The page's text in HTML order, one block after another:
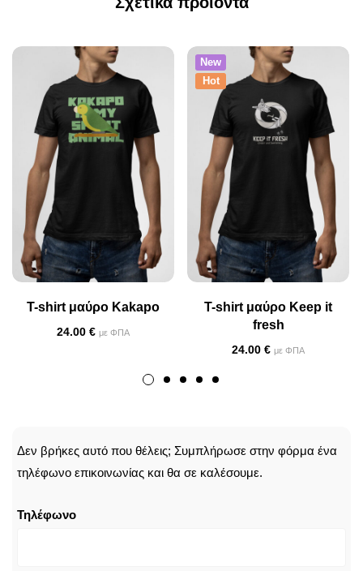
T-shirt μαύρο Kakapo
24.00 € με ΦΠΑ
New
Hot
T-shirt μαύρο Keep it
fresh
24.00 € με ΦΠΑ
Δεν βρήκες αυτό που θέλεις; Συμπλήρωσε στην φόρμα ένα
τηλέφωνο επικοινωνίας και θα σε καλέσουμε.
Τηλέφωνο